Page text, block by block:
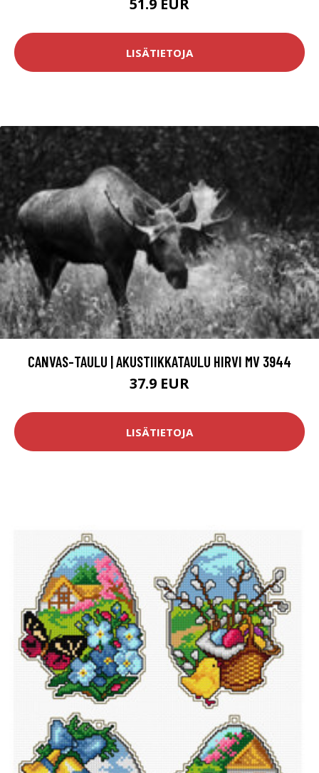
51.9 EUR
LISÄTIETOJA
CANVAS-TAULU | AKUSTIIKKATAULU HIRVI MV 3944
37.9 EUR
LISÄTIETOJA